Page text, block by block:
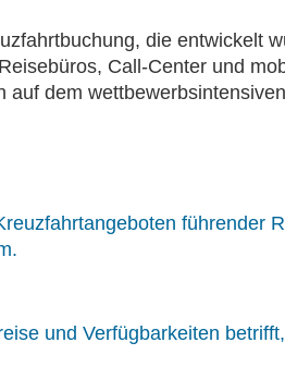
die entwickelt
Call-Center und
dem
führender
und Verfügbarkeiten